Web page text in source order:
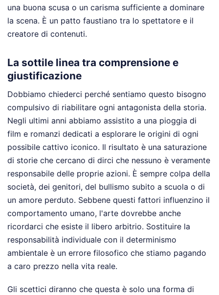
una buona scusa o un carisma sufficiente a dominare
la scena. È un patto faustiano tra lo spettatore e il
creatore di contenuti.
La sottile linea tra comprensione e
giustificazione
Dobbiamo chiederci perché sentiamo questo bisogno
compulsivo di riabilitare ogni antagonista della storia.
Negli ultimi anni abbiamo assistito a una pioggia di
film e romanzi dedicati a esplorare le origini di ogni
possibile cattivo iconico. Il risultato è una saturazione
di storie che cercano di dirci che nessuno è veramente
responsabile delle proprie azioni. È sempre colpa della
società, dei genitori, del bullismo subito a scuola o di
un amore perduto. Sebbene questi fattori influenzino il
comportamento umano, l'arte dovrebbe anche
ricordarci che esiste il libero arbitrio. Sostituire la
responsabilità individuale con il determinismo
ambientale è un errore filosofico che stiamo pagando
a caro prezzo nella vita reale.
Gli scettici diranno che questa è solo una forma di